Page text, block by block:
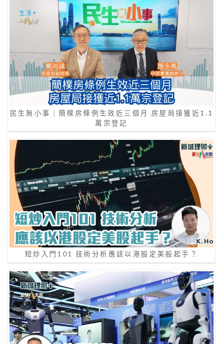
民生無小事｜簡樸房條例生效近三個月 房屋局接獲近1.1
萬宗登記
短炒入門101 技術分析應該以港股定美股起手？